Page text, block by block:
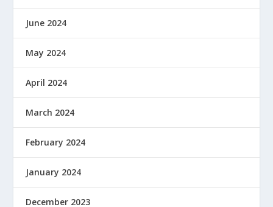
June 2024
May 2024
April 2024
March 2024
February 2024
January 2024
December 2023